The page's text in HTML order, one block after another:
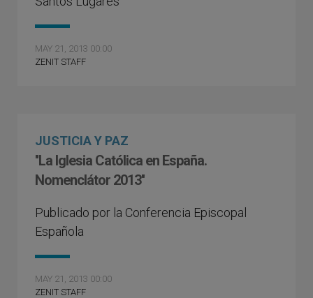
MAY 21, 2013 00:00
ZENIT STAFF
JUSTICIA Y PAZ
''La Iglesia Católica en España.
Nomenclátor 2013''
Publicado por la Conferencia Episcopal
Española
MAY 21, 2013 00:00
ZENIT STAFF